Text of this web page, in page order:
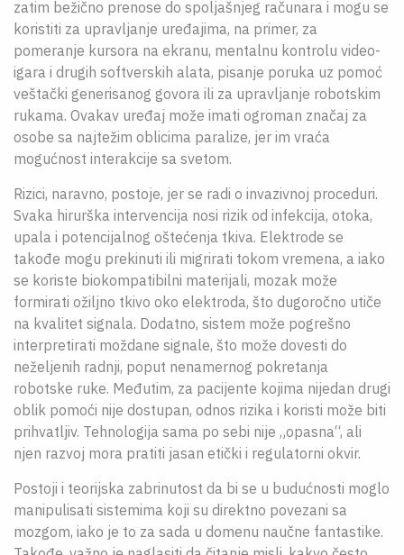
zatim bežično prenose do spoljašnjeg računara i mogu se
koristiti za upravljanje uređajima, na primer, za
pomeranje kursora na ekranu, mentalnu kontrolu video-
igara i drugih softverskih alata, pisanje poruka uz pomoć
veštački generisanog govora ili za upravljanje robotskim
rukama. Ovakav uređaj može imati ogroman značaj za
osobe sa najtežim oblicima paralize, jer im vraća
mogućnost interakcije sa svetom.
Rizici, naravno, postoje, jer se radi o invazivnoj proceduri.
Svaka hirurška intervencija nosi rizik od infekcija, otoka,
upala i potencijalnog oštećenja tkiva. Elektrode se
takođe mogu prekinuti ili migrirati tokom vremena, a iako
se koriste biokompatibilni materijali, mozak može
formirati ožiljno tkivo oko elektroda, što dugoročno utiče
na kvalitet signala. Dodatno, sistem može pogrešno
interpretirati moždane signale, što može dovesti do
neželjenih radnji, poput nenamernog pokretanja
robotske ruke. Međutim, za pacijente kojima nijedan drugi
oblik pomoći nije dostupan, odnos rizika i koristi može biti
prihvatljiv. Tehnologija sama po sebi nije „opasna“, ali
njen razvoj mora pratiti jasan etički i regulatorni okvir.
Postoji i teorijska zabrinutost da bi se u budućnosti moglo
manipulisati sistemima koji su direktno povezani sa
mozgom, iako je to za sada u domenu naučne fantastike.